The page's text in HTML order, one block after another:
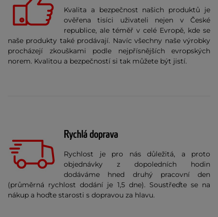
Kvalita a bezpečnost našich produktů je
ověřena tisíci uživateli nejen v České
republice, ale téměř v celé Evropě, kde se
naše produkty také prodávají. Navíc všechny naše výrobky
procházejí zkouškami podle nejpřísnějších evropských
norem. Kvalitou a bezpečností si tak můžete být jistí.
Rychlá doprava
Rychlost je pro nás důležitá, a proto
objednávky z dopoledních hodin
dodáváme hned druhý pracovní den
(průměrná rychlost dodání je 1,5 dne). Soustřeďte se na
nákup a hoďte starosti s dopravou za hlavu.